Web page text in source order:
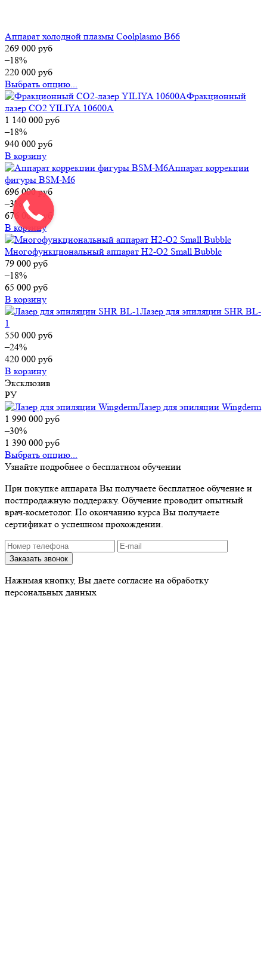
Аппарат холодной плазмы Coolplasmo B66
269 000 руб
–18%
220 000 руб
Выбрать опцию...
Фракционный
лазер CO2 YILIYA 10600A
1 140 000 руб
–18%
940 000 руб
В корзину
Аппарат коррекции
фигуры BSM-M6
696 000руб
–3%
676 000руб
В корзину
Многофункциональный аппарат H2-O2 Small Bubble
79 000 руб
–18%
65 000 руб
В корзину
Лазер для эпиляции SHR BL-
1
550 000 руб
–24%
420 000 руб
В корзину
Эксклюзив
РУ
Лазер для эпиляции Wingderm
1 990 000 руб
–30%
1 390 000 руб
Выбрать опцию...
Узнайте подробнее о бесплатном обучении
При покупке аппарата Вы получаете бесплатное обучение и
постпродажную поддержку. Обучение проводит опытный
врач-косметолог. По окончанию курса Вы получаете
сертификат о успешном прохождении.
Нажимая кнопку, Вы даете согласие на обработку
персональных данных